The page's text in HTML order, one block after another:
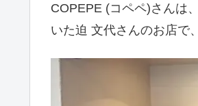
COPEPE (コペペ)さんは
いた迫 文代さんのお店で